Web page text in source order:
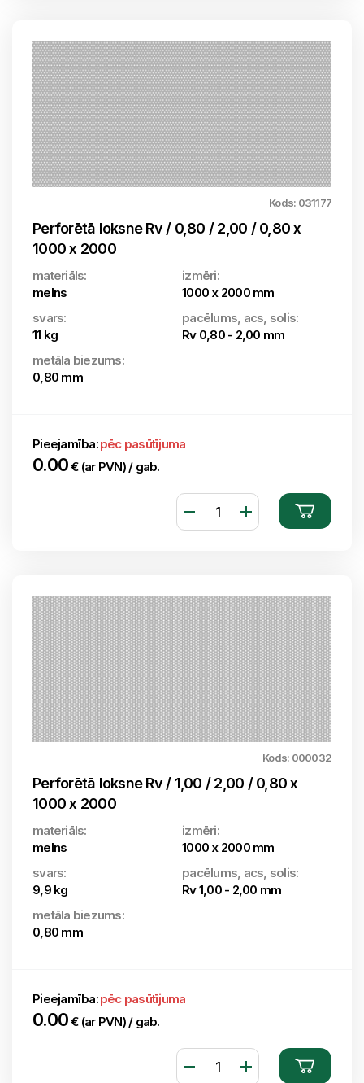
Kods: 031177
Perforētā loksne Rv / 0,80 / 2,00 / 0,80 x
1000 x 2000
materiāls:
melns
izmēri:
1000 x 2000 mm
svars:
11 kg
pacēlums, acs, solis:
Rv 0,80 - 2,00 mm
metāla biezums:
0,80 mm
Pieejamība:pēc pasūtījuma
0.00€ (ar PVN) / gab.
Kods: 000032
Perforētā loksne Rv / 1,00 / 2,00 / 0,80 x
1000 x 2000
materiāls:
melns
izmēri:
1000 x 2000 mm
svars:
9,9 kg
pacēlums, acs, solis:
Rv 1,00 - 2,00 mm
metāla biezums:
0,80 mm
Pieejamība:pēc pasūtījuma
0.00€ (ar PVN) / gab.